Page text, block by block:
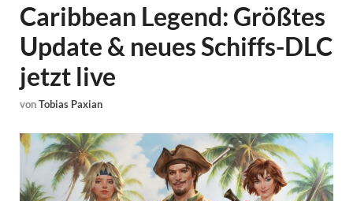
Caribbean Legend: Größtes
Update & neues Schiffs-DLC
jetzt live
vonTobias Paxian